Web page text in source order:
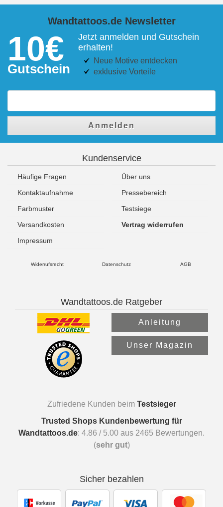
Wandtattoos.de Newsletter
10€
Gutschein
Jetzt anmelden und Gutschein
erhalten!
Neue Motive entdecken
exklusive Vorteile
Anmelden
Kundenservice
Häufige Fragen
Über uns
Kontaktaufnahme
Pressebereich
Farbmuster
Testsiege
Versandkosten
Vertrag widerrufen
Impressum
Widerrufsrecht Datenschutz AGB
Wandtattoos.de Ratgeber
Anleitung
Unser Magazin
Zufriedene Kunden beim Testsieger
Trusted Shops Kundenbewertung für
Wandtattoos.de: 4.86 / 5.00 aus 2465 Bewertungen.
(sehr gut)
Sicher bezahlen